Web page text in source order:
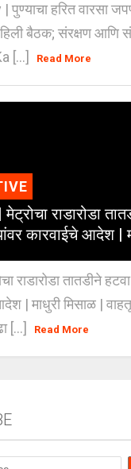
हरित वारसा
बैठक; संरक्षण आणि
[...]
Read More
राडारोडा
कारवाईचे आदेश |
राडारोडा तातडीने
| माधुरी मिसाळ |
[...]
Read More